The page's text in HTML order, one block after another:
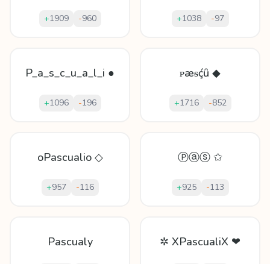
+1909 -960 +1038 -97
P_a_s_c_u_a_l_i ●
+1096 -196
ᴘæᵴḉȗ ◆
+1716 -852
oPascualio ◇
+957 -116
Ⓟⓐⓢ ✩
+925 -113
Pascualy ✲ XPascualiX ❤